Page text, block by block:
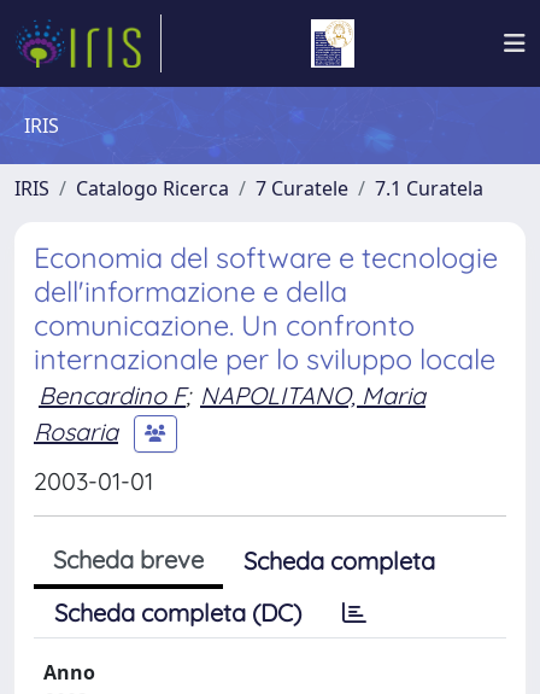
IRIS
IRIS Catalogo Ricerca 7 Curatele 7.1 Curatela
Economia del software e tecnologie
dell'informazione e della
comunicazione. Un confronto
internazionale per lo sviluppo locale
Bencardino F; NAPOLITANO, Maria
Rosaria
2003-01-01
Scheda breve
Scheda completa
Scheda completa (DC)
Anno